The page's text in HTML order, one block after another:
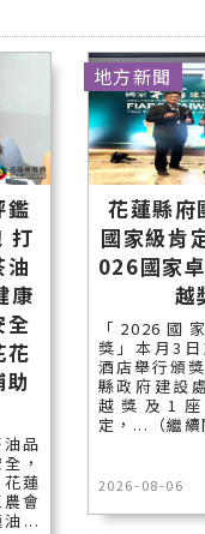
鑑
打
油
康
全
花
品
，
蓮
會
...
花蓮縣府
國家級肯
026國家
越
「2026國
獎」本月3
酒店舉行頒
縣政府建設
越獎及1
定，...（繼續
2026-08-06
地方新聞